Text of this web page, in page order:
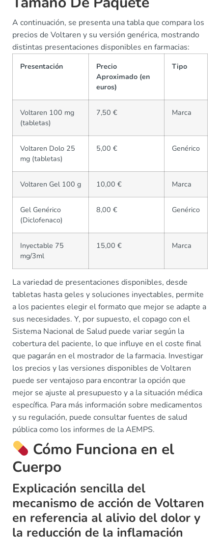
A continuación, se presenta una tabla que compara los
precios de Voltaren y su versión genérica, mostrando
distintas presentaciones disponibles en farmacias:
Presentación
Precio
Aproximado (en
euros)
Tipo
Voltaren 100 mg
(tabletas)
7,50 € Marca
Voltaren Dolo 25
mg (tabletas)
5,00 € Genérico
Voltaren Gel 100 g 10,00 € Marca
Gel Genérico
(Diclofenaco)
8,00 € Genérico
Inyectable 75
mg/3ml
15,00 € Marca
La variedad de presentaciones disponibles, desde
tabletas hasta geles y soluciones inyectables, permite
a los pacientes elegir el formato que mejor se adapte a
sus necesidades. Y, por supuesto, el copago con el
Sistema Nacional de Salud puede variar según la
cobertura del paciente, lo que influye en el coste final
que pagarán en el mostrador de la farmacia. Investigar
los precios y las versiones disponibles de Voltaren
puede ser ventajoso para encontrar la opción que
mejor se ajuste al presupuesto y a la situación médica
específica. Para más información sobre medicamentos
y su regulación, puede consultar fuentes de salud
pública como los informes de la AEMPS.
Cómo Funciona en el
Cuerpo
Explicación sencilla del
mecanismo de acción de Voltaren
en referencia al alivio del dolor y
la reducción de la inflamación